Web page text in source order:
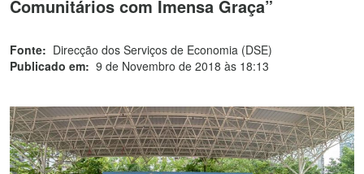
Comunitários com Imensa Graça”
Fonte: Direcção dos Serviços de Economia (DSE)
Publicado em: 9 de Novembro de 2018 às 18:13